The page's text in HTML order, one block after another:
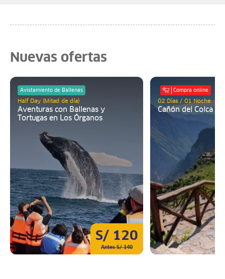
Nuevas ofertas
S/ 120
Antes S/ 140
Avistamiento de Ballenas
Half Day (Mitad de día)
Aventuras con Ballenas y
Tortugas en Los Órganos
Compra online
02 Días / 01 Noche
Cañón del Colca